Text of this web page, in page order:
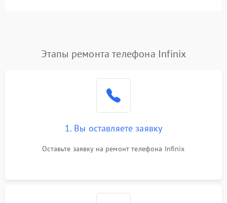
Этапы ремонта телефона Infinix
1. Вы оставляете заявку
Оставьте заявку на ремонт телефона Infinix